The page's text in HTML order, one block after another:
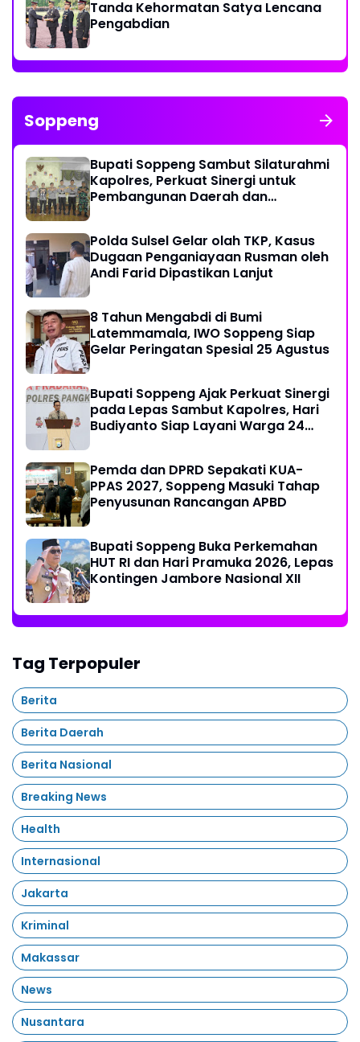
Tanda Kehormatan Satya Lencana
Pengabdian
Soppeng
Bupati Soppeng Sambut Silaturahmi
Kapolres, Perkuat Sinergi untuk
Pembangunan Daerah dan
Polda Sulsel Gelar olah TKP, Kasus
Dugaan Penganiayaan Rusman oleh
Andi Farid Dipastikan Lanjut
8 Tahun Mengabdi di Bumi
Latemmamala, IWO Soppeng Siap
Gelar Peringatan Spesial 25 Agustus
Bupati Soppeng Ajak Perkuat Sinergi
pada Lepas Sambut Kapolres, Hari
Budiyanto Siap Layani Warga 24
Pemda dan DPRD Sepakati KUA-
PPAS 2027, Soppeng Masuki Tahap
Penyusunan Rancangan APBD
Bupati Soppeng Buka Perkemahan
HUT RI dan Hari Pramuka 2026, Lepas
Kontingen Jambore Nasional XII
Tag Terpopuler
Berita
Berita Daerah
Berita Nasional
Breaking News
Health
Internasional
Jakarta
Kriminal
Makassar
News
Nusantara